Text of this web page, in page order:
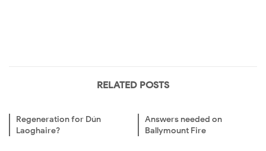
RELATED POSTS
Regeneration for Dún
Laoghaire?
Answers needed on
Ballymount Fire